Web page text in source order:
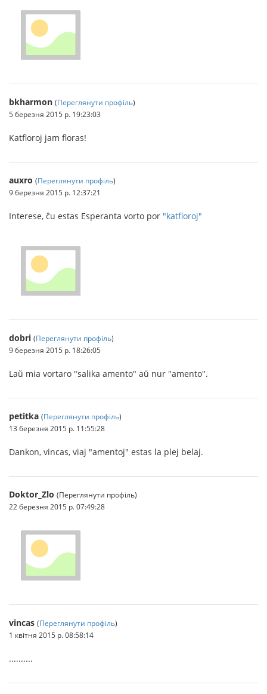
bkharmon (Переглянути профіль)
5 березня 2015 р. 19:23:03
Katfloroj jam floras!
auxro (Переглянути профіль)
9 березня 2015 р. 12:37:21
Interese, ĉu estas Esperanta vorto por "katfloroj"
dobri (Переглянути профіль)
9 березня 2015 р. 18:26:05
Laŭ mia vortaro "salika amento" aŭ nur "amento".
petitka (Переглянути профіль)
13 березня 2015 р. 11:55:28
Dankon, vincas, viaj "amentoj" estas la plej belaj.
Doktor_Zlo (Переглянути профіль)
22 березня 2015 р. 07:49:28
vincas (Переглянути профіль)
1 квітня 2015 р. 08:58:14
..........